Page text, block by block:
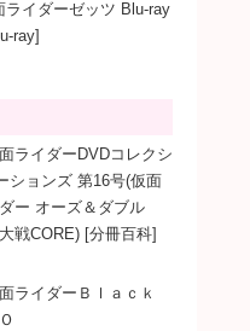
ライダーゼッツ Blu-ray
ray]
ライダーDVDコレクシ
ションズ 第16号(仮面
ー オーズ＆ダブル
戦CORE) [分冊百科]
面ライダーＢｌａｃｋ